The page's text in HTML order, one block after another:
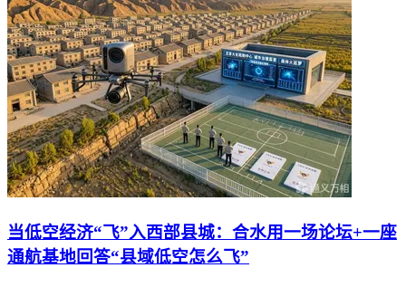
当低空经济“飞”入西部县城：合水用一场论坛+一座
通航基地回答“县域低空怎么飞”